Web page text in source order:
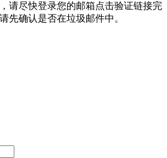
请尽快登录您的邮箱点击验证链接完
先确认是否在垃圾邮件中。